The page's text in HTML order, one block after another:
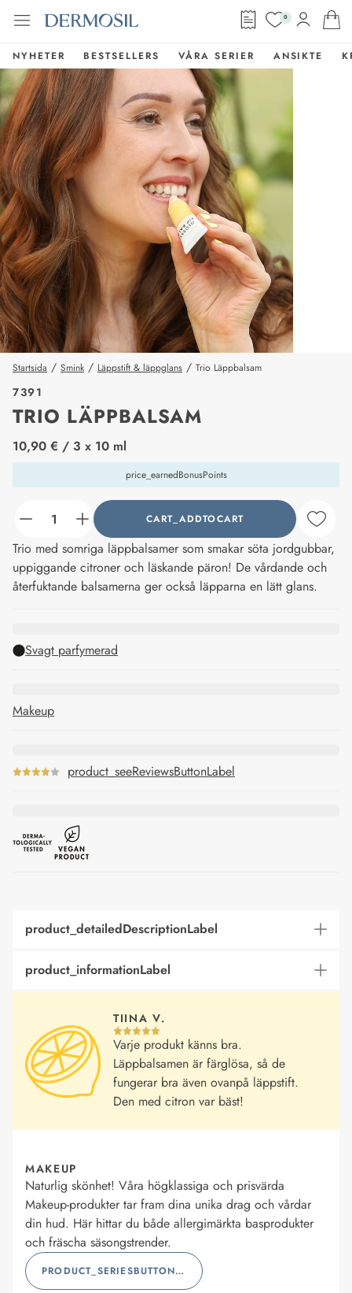
0
NYHETER BESTSELLERS VÅRA SERIER ANSIKTE
Startsida / Smink / Läppstift & läppglans / Trio Läppbalsam
7391
TRIO LÄPPBALSAM
price_label
10,90 € / 3 x 10 ml
price_earnedBonusPoints
counter_current CART_ADDTOCART
Trio med somriga läppbalsamer som smakar söta jordgubbar,
uppiggande citroner och läskande päron! De vårdande och
återfuktande balsamerna ger också läpparna en lätt glans.
Svagt parfymerad
Makeup
product_seeReviewsButtonLabel
product_detailedDescriptionLabel
product_informationLabel
TIINA V.
Varje produkt känns bra.
Läppbalsamen är färglösa, så de
fungerar bra även ovanpå läppstift.
Den med citron var bäst!
MAKEUP
Naturlig skönhet! Våra högklassiga och prisvärda
Makeup-produkter tar fram dina unika drag och vårdar
din hud. Här hittar du både allergimärkta basprodukter
och fräscha säsongstrender.
PRODUCT_SERIESBUTTONLABEL